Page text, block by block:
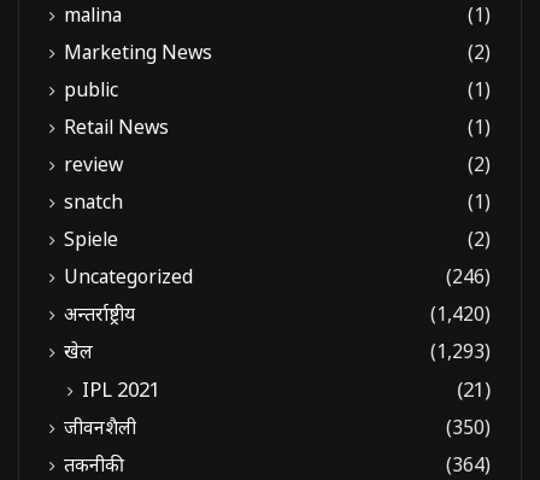
malina
(1)
Marketing News
(2)
public
(1)
Retail News
(1)
review
(2)
snatch
(1)
Spiele
(2)
Uncategorized
(246)
अन्तर्राष्ट्रीय
(1,420)
खेल
(1,293)
IPL 2021 (21)
जीवनशैली
(350)
तकनीकी
(364)